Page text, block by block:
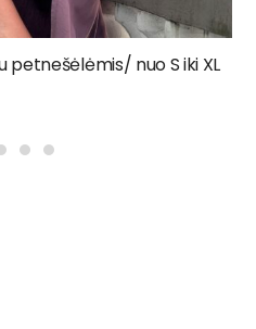
petnešėlėmis/ nuo S iki XL